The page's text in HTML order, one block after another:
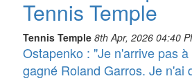
Tennis Temple
Tennis Temple 8th Apr, 2026 04:40
Ostapenko : "Je n'arrive pas
gagné Roland Garros. Je n'ai